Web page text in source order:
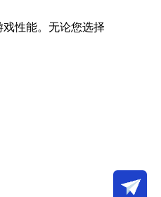
性能。无论您选择